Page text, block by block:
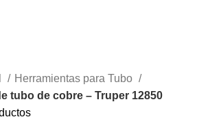
Herramientas para Tubo
tubo de cobre – Truper 12850